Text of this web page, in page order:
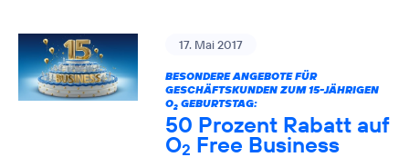
17. Mai 2017
BESONDERE ANGEBOTE FÜR
GESCHÄFTSKUNDEN ZUM 15-JÄHRIGEN
O2GEBURTSTAG:
50 Prozent Rabatt auf
O2 Free Business